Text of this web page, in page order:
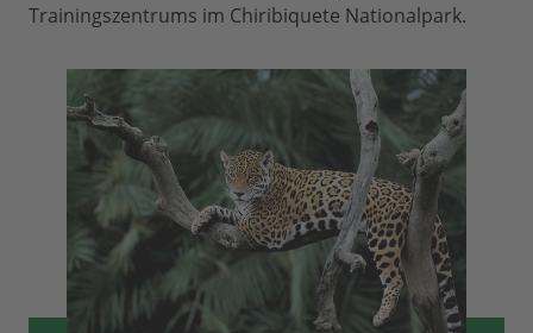
Trainingszentrums im Chiribiquete Nationalpark.